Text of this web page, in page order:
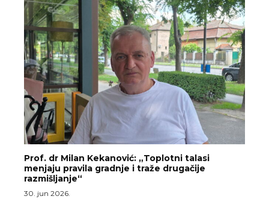
Prof. dr Milan Kekanović: „Toplotni talasi
menjaju pravila gradnje i traže drugačije
razmišljanje“
30. jun 2026.